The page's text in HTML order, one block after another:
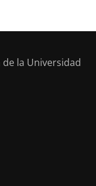
la Universidad